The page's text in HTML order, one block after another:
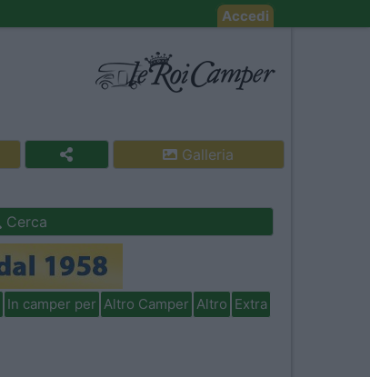
Accedi
Galleria
Cerca
In camper per Altro Camper Altro Extra